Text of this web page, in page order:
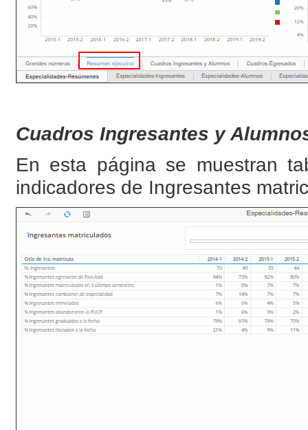
Cuadros Ingresantes y
En esta página se muestran
indicadores de Ingresantes